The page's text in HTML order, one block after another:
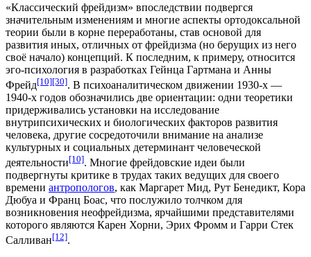
«Классический фрейдизм» впоследствии подвергся
значительным изменениям и многие аспекты ортодоксальной
теории были в корне переработаны, став основой для
развития иных, отличных от фрейдизма (но берущих из него
своё начало) концепций. К последним, к примеру, относится
эго-психология в разработках Гейнца Гартмана и Анны
Фрейд[10][30]. В психоаналитическом движении 1930-х —
1940-х годов обозначились две ориентации: одни теоретики
придерживались установки на исследование
внутрипсихических и биологических факторов развития
человека, другие сосредоточили внимание на анализе
культурных и социальных детерминант человеческой
деятельности[10]. Многие фрейдовские идеи были
подвергнуты критике в трудах таких ведущих для своего
времени антропологов, как Маргарет Мид, Рут Бенедикт, Кора
Дюбуа и Франц Боас, что послужило толчком для
возникновения неофрейдизма, ярчайшими представителями
которого являются Карен Хорни, Эрих Фромм и Гарри Стек
Салливан[12].